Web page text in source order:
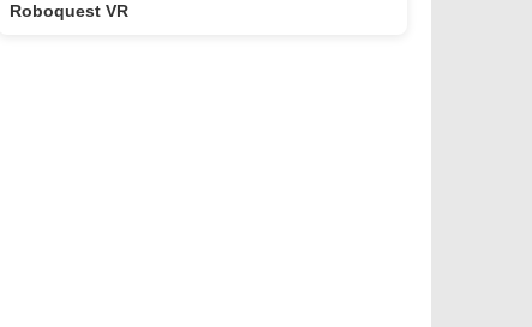
Roboquest VR